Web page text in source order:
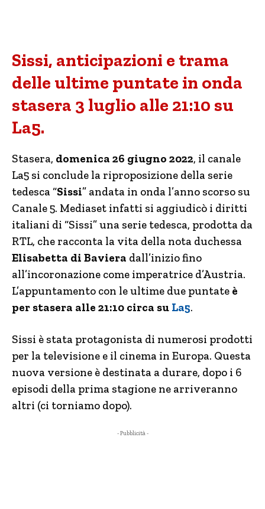
Sissi, anticipazioni e trama
delle ultime puntate in onda
stasera 3 luglio alle 21:10 su
La5.
Stasera, domenica 26 giugno 2022, il canale
La5 si conclude la riproposizione della serie
tedesca “Sissi” andata in onda l’anno scorso su
Canale 5. Mediaset infatti si aggiudicò i diritti
italiani di “Sissi” una serie tedesca, prodotta da
RTL, che racconta la vita della nota duchessa
Elisabetta di Baviera dall’inizio fino
all’incoronazione come imperatrice d’Austria.
L’appuntamento con le ultime due puntate è
per stasera alle 21:10 circa su La5.
Sissi è stata protagonista di numerosi prodotti
per la televisione e il cinema in Europa. Questa
nuova versione è destinata a durare, dopo i 6
episodi della prima stagione ne arriveranno
altri (ci torniamo dopo).
- Pubblicità -